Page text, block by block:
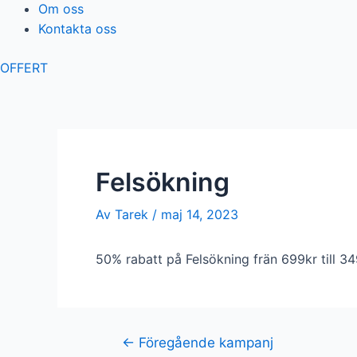
Om oss
Kontakta oss
OFFERT
Felsökning
Av Tarek / maj 14, 2023
50% rabatt på Felsökning frän 699kr till
Inläggsnavigering
← Föregående kampanj